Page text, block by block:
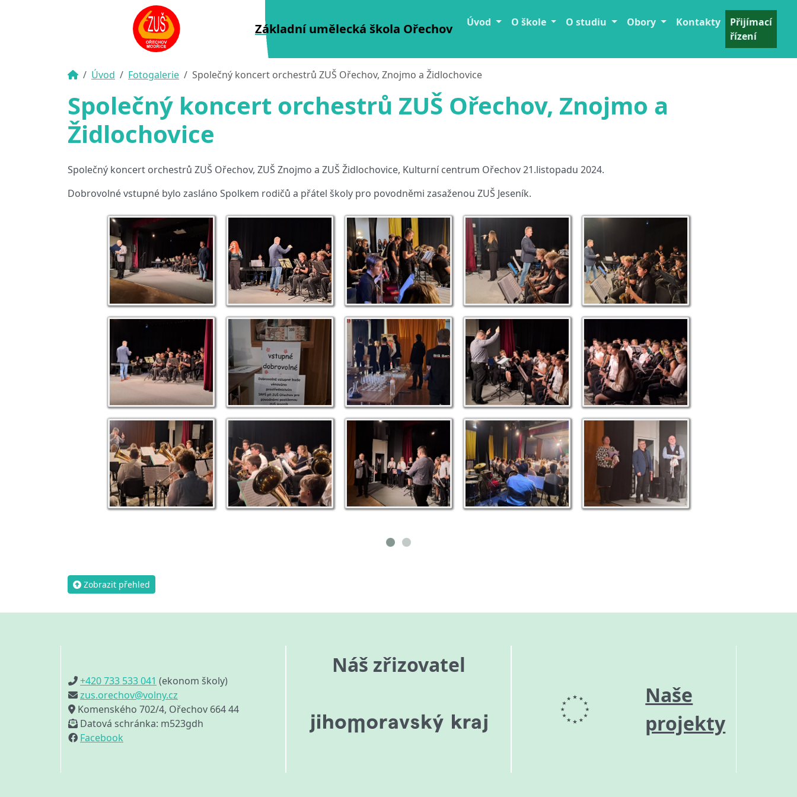
Základní umělecká škola Ořechov Úvod O škole O studiu Obory Kontakty
Přijímací
řízení
Úvod Fotogalerie Společný koncert orchestrů ZUŠ Ořechov, Znojmo a Židlochovice
Společný koncert orchestrů ZUŠ Ořechov, Znojmo a
Židlochovice
Společný koncert orchestrů ZUŠ Ořechov, ZUŠ Znojmo a ZUŠ Židlochovice, Kulturní centrum Ořechov 21.listopadu 2024.
Dobrovolné vstupné bylo zasláno Spolkem rodičů a přátel školy pro povodněmi zasaženou ZUŠ Jeseník.
Zobrazit přehled
+420 733 533 041 (ekonom školy)
zus.orechov@volny.cz
Komenského 702/4, Ořechov 664 44
Datová schránka: m523gdh
Facebook
Náš zřizovatel
Naše
projekty